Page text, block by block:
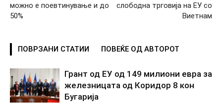
можно е поевтинување и до
50%
слободна трговија на ЕУ со
Виетнам
ПОВРЗАНИ СТАТИИ ПОВЕЌЕ ОД АВТОРОТ
Грант од ЕУ од 149 милиони евра за
железницата од Коридор 8 кон
Бугарија